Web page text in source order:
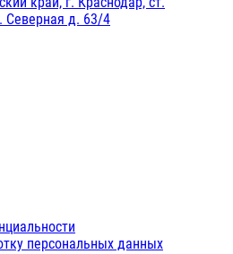
Северная д. 63/4
персональных данных